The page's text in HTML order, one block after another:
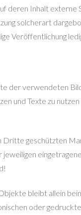
deren Inhalt
solcherart
Veröffentlichung
verwendeten
und Texte zu
geschützten
bleibt allein
oder